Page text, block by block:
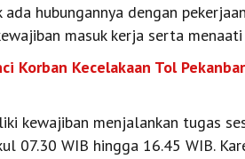
hubungannya dengan
masuk kerja serta
Korban Kecelakaan Tol
kewajiban menjalankan tugas
07.30 WIB hingga 16.45 WIB.